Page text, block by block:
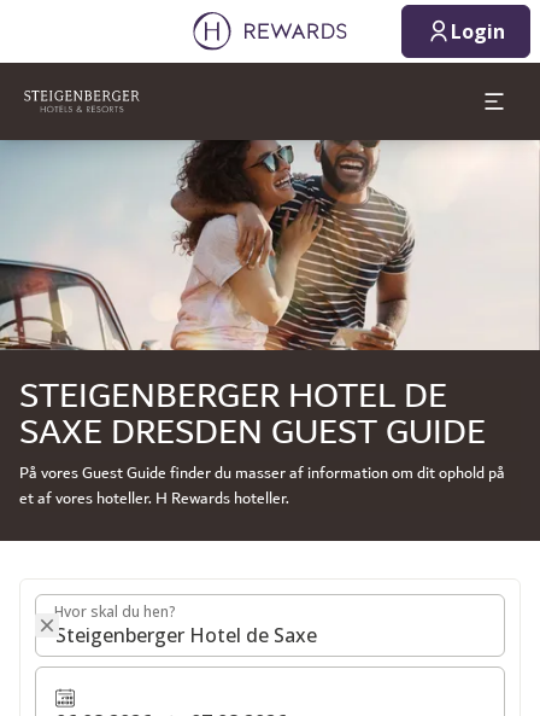
Login
Slide 1 af 1
STEIGENBERGER HOTEL DE
SAXE DRESDEN GUEST GUIDE
På vores Guest Guide finder du masser af information om dit ophold på
et af vores hoteller. H Rewards hoteller.
07.08.2026
1 Værelse(r) ⋅ 1 Voksen
Hvor skal du hen?
Hvor skal du hen?